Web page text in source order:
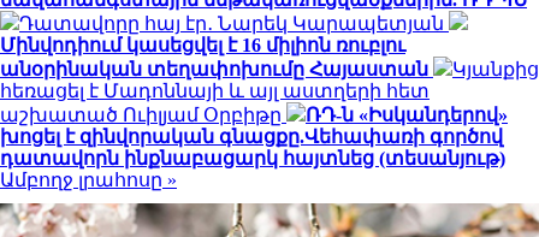
Դատավորը հայ էր․ Նարեկ Կարապետյան
Մինվոդիում կասեցվել է 16 միլիոն ռուբլու
անօրինական տեղափոխումը Հայաստան
Կյանքից
հեռացել է Մադոննայի և այլ աստղերի հետ
աշխատած Ուիլյամ Օրբիթը
ՌԴ-ն «Իսկանդերով»
խոցել է զինվորական գնացքը.Վեհափառի գործով
դատավորն ինքնաբացարկ հայտնեց (տեսանյութ)
Ամբողջ լրահոսը »